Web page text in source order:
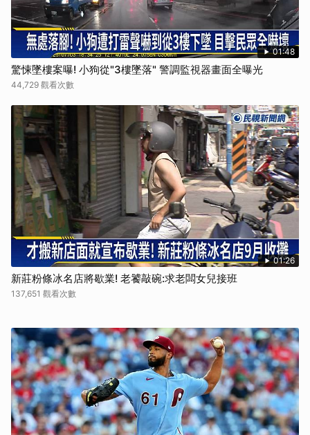
01:48
驚悚墜樓案曝! 小狗從"3樓墜落" 警調監視器畫面全曝光
44,729 觀看次數
01:26
新莊粉條冰名店將歇業! 老饕敲碗:求老闆女兒接班
137,651 觀看次數